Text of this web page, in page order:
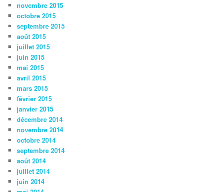
novembre 2015
octobre 2015
septembre 2015
août 2015
juillet 2015
juin 2015
mai 2015
avril 2015
mars 2015
février 2015
janvier 2015
décembre 2014
novembre 2014
octobre 2014
septembre 2014
août 2014
juillet 2014
juin 2014